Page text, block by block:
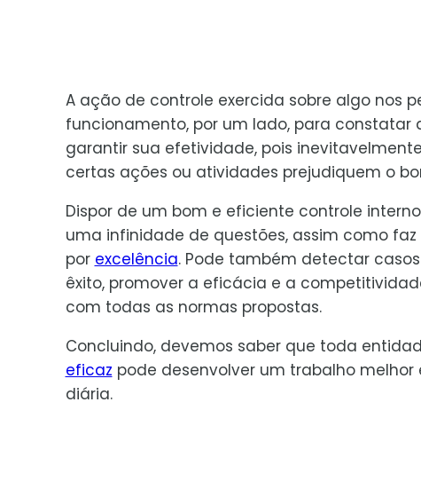
A ação de controle exercida sobre algo nos
funcionamento, por um lado, para constatar
garantir sua efetividade, pois
certas ações ou atividades prejudiquem o
Dispor de um bom e eficiente controle
uma infinidade de questões, assim como
por excelência. Pode também detectar
êxito, promover a eficácia e a
com todas as normas propostas.
Concluindo, devemos saber que toda
eficaz pode desenvolver um trabalho
diária.